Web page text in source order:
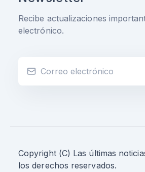
Recibe actualizaciones
electrónico.
Copyright (C) Las últimas
los derechos reservados.